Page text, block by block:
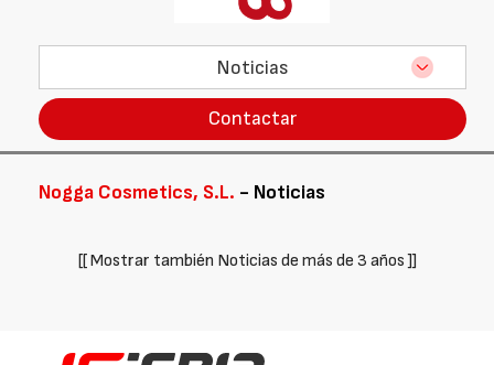
Noticias
Contactar
Nogga Cosmetics, S.L. - Noticias
[[ Mostrar también Noticias de más de 3 años ]]